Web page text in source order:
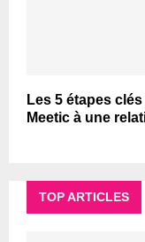
Les 5 étapes
Meetic à une
TOP ARTICLES